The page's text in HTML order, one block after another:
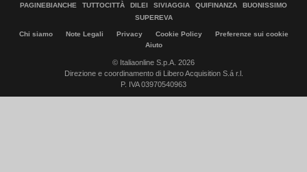
PAGINEBIANCHE
TUTTOCITTÀ DILEI SIVIAGGIA QUIFINANZA
BUONISSIMO
SUPEREVA
Chi siamo Note Legali Privacy Cookie Policy
Preferenze sui cookie
Aiuto
© Italiaonline S.p.A. 2026
Direzione e coordinamento di Libero Acquisition S.á r.l.
P. IVA 03970540963